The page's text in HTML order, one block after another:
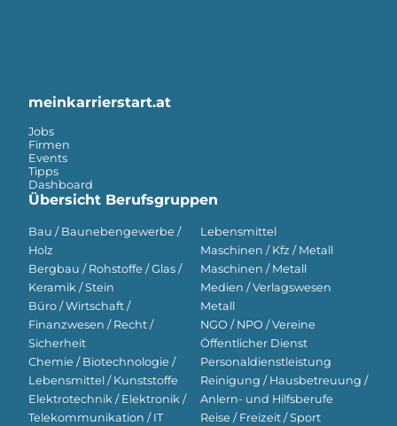
meinkarrierstart.at
Jobs
Firmen
Events
Tipps
Dashboard
Übersicht Berufsgruppen
Bau / Baunebengewerbe /
Holz
Bergbau / Rohstoffe / Glas /
Keramik / Stein
Büro / Wirtschaft /
Finanzwesen / Recht /
Sicherheit
Chemie / Biotechnologie /
Lebensmittel / Kunststoffe
Elektrotechnik / Elektronik /
Telekommunikation / IT
Lebensmittel
Maschinen / Kfz / Metall
Maschinen / Metall
Medien / Verlagswesen
Metall
NGO / NPO / Vereine
Öffentlicher Dienst
Personaldienstleistung
Reinigung / Hausbetreuung /
Anlern- und Hilfsberufe
Reise / Freizeit / Sport